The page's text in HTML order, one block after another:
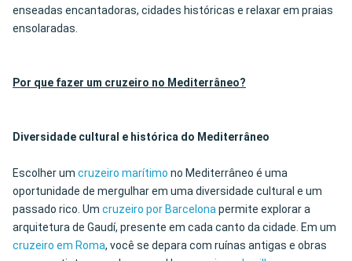
enseadas encantadoras, cidades históricas e relaxar em praias
ensolaradas.
Por que fazer um cruzeiro no Mediterrâneo?
Diversidade cultural e histórica do Mediterrâneo
Escolher um cruzeiro marítimo no Mediterrâneo é uma
oportunidade de mergulhar em uma diversidade cultural e um
passado rico. Um cruzeiro por Barcelonapermite explorar a
arquitetura de Gaudí, presente em cada canto da cidade. Em um
cruzeiro em Roma, você se depara com ruínas antigas e obras